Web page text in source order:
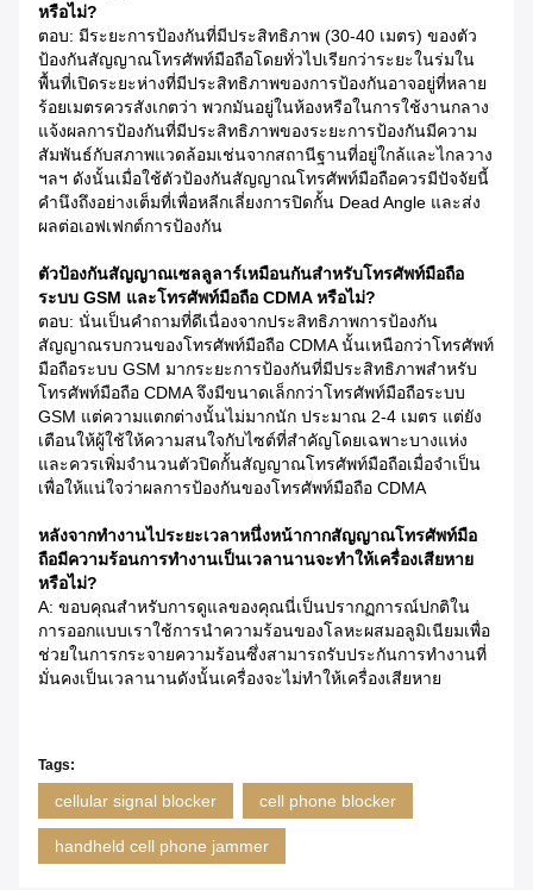
หรือไม่?
ตอบ: มีระยะการป้องกันที่มีประสิทธิภาพ (30-40 เมตร) ของตัว
ป้องกันสัญญาณโทรศัพท์มือถือโดยทั่วไปเรียกว่าระยะในร่มใน
พื้นที่เปิดระยะห่างที่มีประสิทธิภาพของการป้องกันอาจอยู่ที่หลาย
ร้อยเมตรควรสังเกตว่า พวกมันอยู่ในห้องหรือในการใช้งานกลาง
แจ้งผลการป้องกันที่มีประสิทธิภาพของระยะการป้องกันมีความ
สัมพันธ์กับสภาพแวดล้อมเช่นจากสถานีฐานที่อยู่ใกล้และไกลวาง
ฯลฯ ดังนั้นเมื่อใช้ตัวป้องกันสัญญาณโทรศัพท์มือถือควรมีปัจจัยนี้
คำนึงถึงอย่างเต็มที่เพื่อหลีกเลี่ยงการปิดกั้น Dead Angle และส่ง
ผลต่อเอฟเฟกต์การป้องกัน
ตัวป้องกันสัญญาณเซลลูลาร์เหมือนกันสำหรับโทรศัพท์มือถือ
ระบบ GSM และโทรศัพท์มือถือ CDMA หรือไม่?
ตอบ: นั่นเป็นคำถามที่ดีเนื่องจากประสิทธิภาพการป้องกัน
สัญญาณรบกวนของโทรศัพท์มือถือ CDMA นั้นเหนือกว่าโทรศัพท์
มือถือระบบ GSM มากระยะการป้องกันที่มีประสิทธิภาพสำหรับ
โทรศัพท์มือถือ CDMA จึงมีขนาดเล็กกว่าโทรศัพท์มือถือระบบ
GSM แต่ความแตกต่างนั้นไม่มากนัก ประมาณ 2-4 เมตร แต่ยัง
เตือนให้ผู้ใช้ให้ความสนใจกับไซต์ที่สำคัญโดยเฉพาะบางแห่ง
และควรเพิ่มจำนวนตัวปิดกั้นสัญญาณโทรศัพท์มือถือเมื่อจำเป็น
เพื่อให้แน่ใจว่าผลการป้องกันของโทรศัพท์มือถือ CDMA
หลังจากทำงานไประยะเวลาหนึ่งหน้ากากสัญญาณโทรศัพท์มือ
ถือมีความร้อนการทำงานเป็นเวลานานจะทำให้เครื่องเสียหาย
หรือไม่?
A: ขอบคุณสำหรับการดูแลของคุณนี่เป็นปรากฏการณ์ปกติใน
การออกแบบเราใช้การนำความร้อนของโลหะผสมอลูมิเนียมเพื่อ
ช่วยในการกระจายความร้อนซึ่งสามารถรับประกันการทำงานที่
มั่นคงเป็นเวลานานดังนั้นเครื่องจะไม่ทำให้เครื่องเสียหาย
Tags:
cellular signal blocker cell phone blocker
handheld cell phone jammer